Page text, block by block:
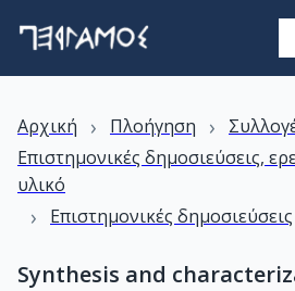
Αρχική › Πλοήγηση ›
Επιστημονικές δημοσιεύσεις,
υλικό
› Επιστημονικές δημοσιεύσεις
Synthesis and